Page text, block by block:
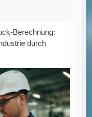
Berechnung:
durch